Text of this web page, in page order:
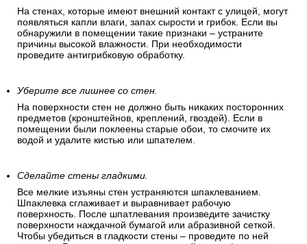
На стенах, которые имеют внешний контакт с улицей, могут
появляться капли влаги, запах сырости и грибок. Если вы
обнаружили в помещении такие признаки – устраните
причины высокой влажности. При необходимости
проведите антигрибковую обработку.
Уберите все лишнее со стен.
На поверхности стен не должно быть никаких посторонних
предметов (кронштейнов, креплений, гвоздей). Если в
помещении были поклеены старые обои, то смочите их
водой и удалите кистью или шпателем.
Сделайте стены гладкими.
Все мелкие изъяны стен устраняются шпаклеванием.
Шпаклевка сглаживает и выравнивает рабочую
поверхность. После шпатлевания произведите зачистку
поверхности наждачной бумагой или абразивной сеткой.
Чтобы убедиться в гладкости стены – проведите по ней